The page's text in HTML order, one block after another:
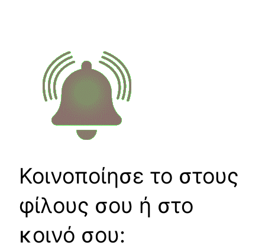
Κοινοποίησε το στους
φίλους σου ή στο
κοινό σου: